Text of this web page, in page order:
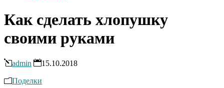
Как сделать хлопушку
своими руками
admin 15.10.2018
Поделки